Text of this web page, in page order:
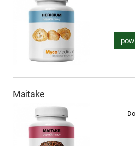
Maitake